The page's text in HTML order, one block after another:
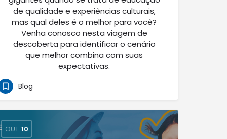
de qualidade e experiências culturais,
mas qual deles é o melhor para você?
Venha conosco nesta viagem de
descoberta para identificar o cenário
que melhor combina com suas
expectativas.
Blog
OUT 10